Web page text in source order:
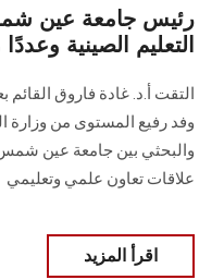
رئيس جامعة عين
التعليم الصينية
التقت أ.د. غادة فاروق
وفد رفيع المستوى من وزارة
والبحثي بين جامعة عين شمس
علاقات تعاون علمي وتعليمي
اقرأ المزيد